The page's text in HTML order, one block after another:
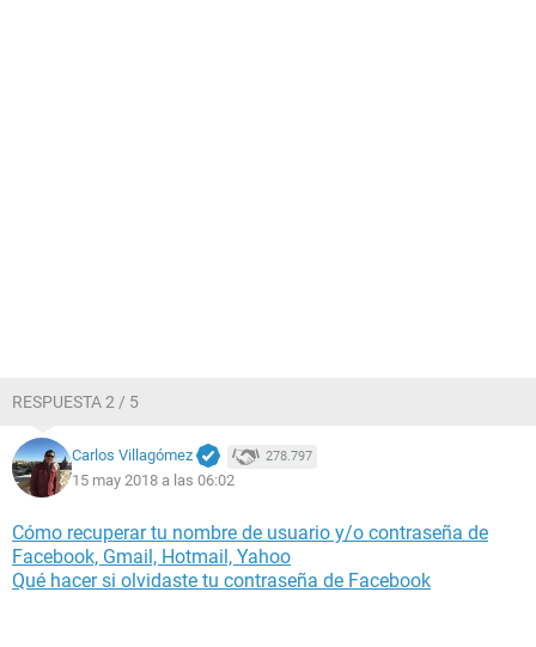
RESPUESTA 2 / 5
Carlos Villagómez 278.797
15 may 2018 a las 06:02
Cómo recuperar tu nombre de usuario y/o contraseña de
Facebook, Gmail, Hotmail, Yahoo
Qué hacer si olvidaste tu contraseña de Facebook